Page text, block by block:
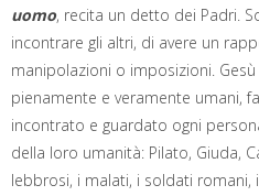
uomo, recita un detto dei Padri.
incontrare gli altri, di avere un
manipolazioni o imposizioni.
pienamente e veramente umani,
incontrato e guardato ogni
della loro umanità: Pilato, Giuda,
lebbrosi, i malati, i soldati